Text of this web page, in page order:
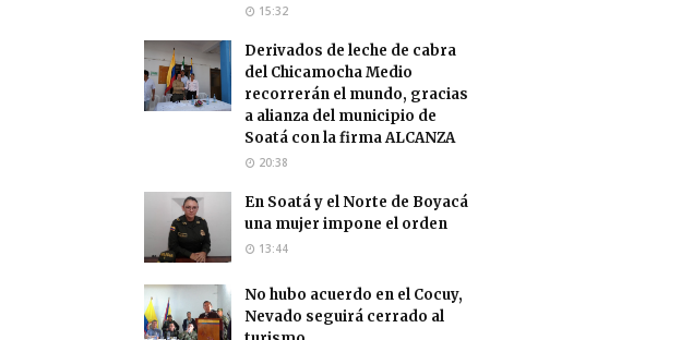
15:32
Derivados de leche de cabra
del Chicamocha Medio
recorrerán el mundo, gracias
a alianza del municipio de
Soatá con la firma ALCANZA
20:38
En Soatá y el Norte de Boyacá
una mujer impone el orden
13:44
No hubo acuerdo en el Cocuy,
Nevado seguirá cerrado al